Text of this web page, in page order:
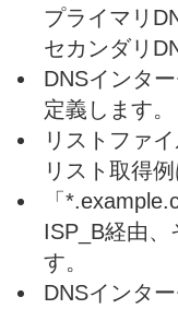
プライマリ
セカンダリ
DNSインタ
定義します。
リストファ
リスト取得例
「
ISP_B経由
す。
DNSインタ